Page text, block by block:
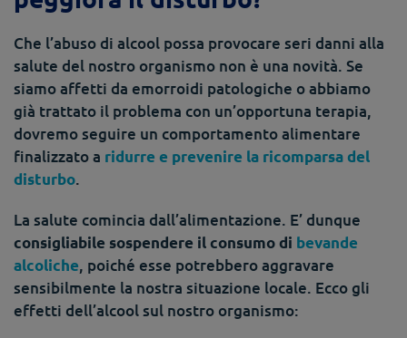
Che l’abuso di alcool possa provocare seri danni alla
salute del nostro organismo non è una novità. Se
siamo affetti da emorroidi patologiche o abbiamo
già trattato il problema con un’opportuna terapia,
dovremo seguire un comportamento alimentare
finalizzato a ridurre e prevenire la ricomparsa del
disturbo.
La salute comincia dall’alimentazione. E’ dunque
consigliabile sospendere il consumo di bevande
alcoliche, poiché esse potrebbero aggravare
sensibilmente la nostra situazione locale. Ecco gli
effetti dell’alcool sul nostro organismo: